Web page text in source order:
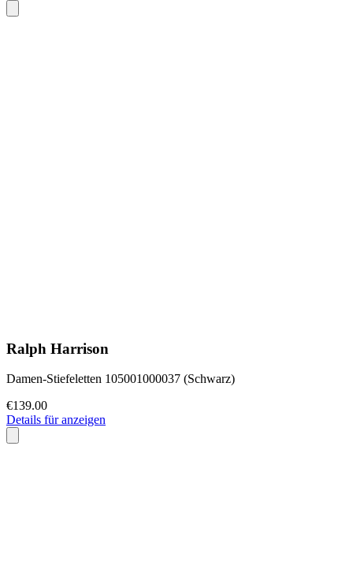
Ralph Harrison
Damen-Stiefeletten 105001000037 (Schwarz)
€139.00
Details für anzeigen